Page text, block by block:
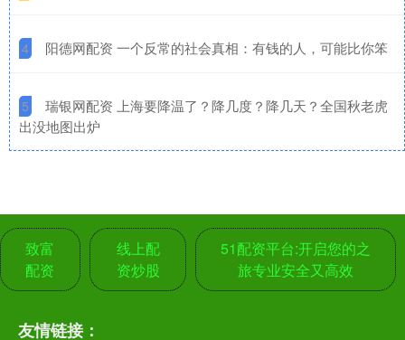
4 ​阳德网配资 一个反常的社会真相：有钱的人，可能比你笨
5
​瑞银网配资 上海要降温了？降几度？降几天？全国秋老虎
出没地图出炉
致富
配资
线上配
资炒股
51配资平台:开启您的之
旅专业安全又高效
友情链接：